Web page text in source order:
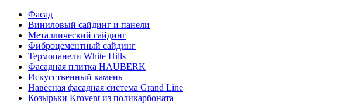
Фасад
Виниловый сайдинг и панели
Металлический сайдинг
Фиброцементный сайдинг
Термопанели White Hills
Фасадная плитка HAUBERK
Искусственный камень
Навесная фасадная система Grand Line
Козырьки Krovent из поликарбоната